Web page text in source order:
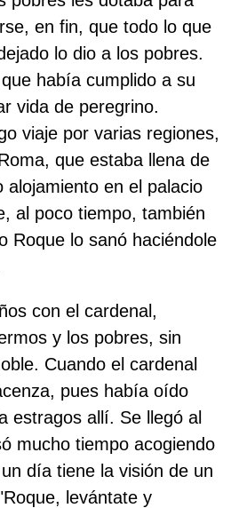
en fin, que todo lo que
lo dio a los pobres.
había cumplido a su
vida de peregrino.
viaje por varias regiones,
que estaba llena de
alojamiento en el palacio
al poco tiempo, también
Roque lo sanó haciéndole
con el cardenal,
y los pobres, sin
Cuando el cardenal
pues había oído
estragos allí. Se llegó al
mucho tiempo acogiendo
día tiene la visión de un
levántate y